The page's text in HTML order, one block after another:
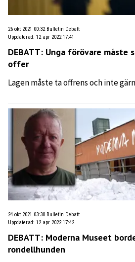
26 okt 2021 00:32 Bulletin Debatt
Uppdaterad: 12 apr 2022 17:41
DEBATT: Unga förövare måste
offer
Lagen måste ta offrens och inte
24 okt 2021 03:30 Bulletin Debatt
Uppdaterad: 12 apr 2022 17:42
DEBATT: Moderna Museet
rondellhunden